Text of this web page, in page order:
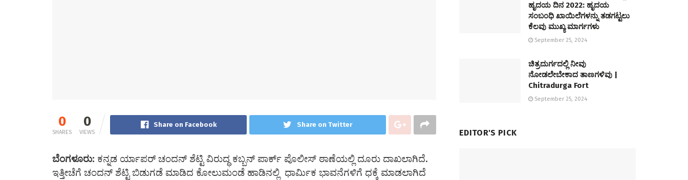
0
SHARES
0
VIEWS
Share on Facebook Share on Twitter
ಬೆಂಗಳೂರು: ಕನ್ನಡ ರ್ಯಾಪರ್‌ ಚಂದನ್‌ ಶೆಟ್ಟಿ ವಿರುದ್ಧ ಕಬ್ಬನ್‌ ಪಾರ್ಕ್‌ ಪೊಲೀಸ್‌ ಠಾಣೆಯಲ್ಲಿ ದೂರು ದಾಖಲಾಗಿದೆ.
ಇತ್ತೀಚೆಗೆ ಚಂದನ್‌ ಶೆಟ್ಟಿ ಬಿಡುಗಡೆ ಮಾಡಿದ ಕೋಲುಮಂಡೆ ಹಾಡಿನಲ್ಲಿ ಧಾರ್ಮಿಕ ಭಾವನೆಗಳಿಗೆ ಧಕ್ಕೆ ಮಾಡಲಾಗಿದೆ
ಹೃದಯ ದಿನ 2022: ಹೃದಯ
ಸಂಬಂಧಿ ಖಾಯಿಲೆಗಳನ್ನು ತಡಗಟ್ಟಲು
ಕೆಲವು ಮುಖ್ಯ ಮಾರ್ಗಗಳು
September 25, 2024
ಚಿತ್ರದುರ್ಗದಲ್ಲಿ ನೀವು
ನೋಡಲೇಬೇಕಾದ ತಾಣಗಳಿವು |
Chitradurga Fort
September 25, 2024
EDITOR'S PICK